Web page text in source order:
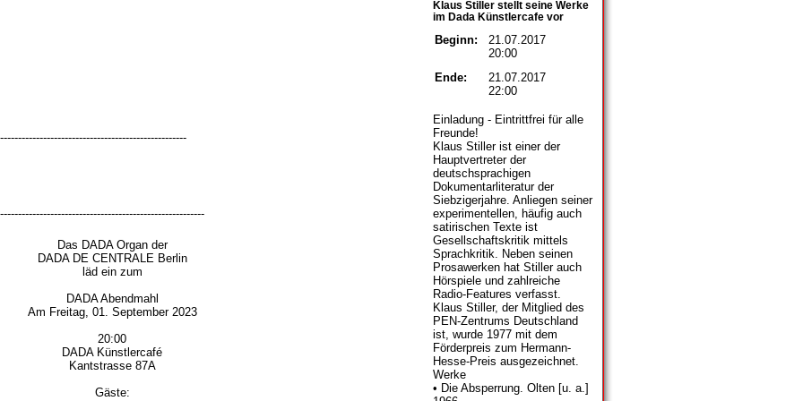
Das DADA Organ der
DADA DE CENTRALE Berlin
läd ein zum
DADA Abendmahl
Am Freitag, 01. September 2023
20:00
DADA Künstlercafé
Kantstrasse 87A
Gäste:
Klaus Stiller stellt seine Werke
im Dada Künstlercafe vor
Beginn:
21.07.2017
20:00
Ende:
21.07.2017
22:00
Einladung - Eintrittfrei für alle
Freunde!
Klaus Stiller ist einer der
Hauptvertreter der
deutschsprachigen
Dokumentarliteratur der
Siebzigerjahre. Anliegen seiner
experimentellen, häufig auch
satirischen Texte ist
Gesellschaftskritik mittels
Sprachkritik. Neben seinen
Prosawerken hat Stiller auch
Hörspiele und zahlreiche
Radio-Features verfasst.
Klaus Stiller, der Mitglied des
PEN-Zentrums Deutschland
ist, wurde 1977 mit dem
Förderpreis zum Hermann-
Hesse-Preis ausgezeichnet.
Werke
• Die Absperrung. Olten [u. a.]